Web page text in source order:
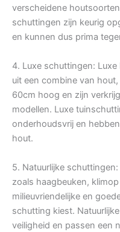
verscheidene
schuttingen zijn keurig
en kunnen dus prima
4. Luxe schuttingen:
uit een combine van
60cm hoog en zijn
modellen. Luxe
onderhoudsvrij en
hout.
5. Natuurlijke
zoals haagbeuken,
milieuvriendelijke en
schutting kiest.
veiligheid en passen een